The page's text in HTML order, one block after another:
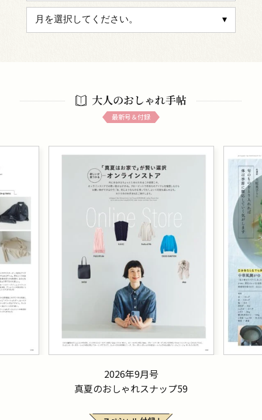
大人のおしゃれ手帖
最新号＆付録
2026年9月号
真夏のおしゃれスナップ59